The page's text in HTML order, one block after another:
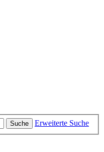
Suche Erweiterte Suche